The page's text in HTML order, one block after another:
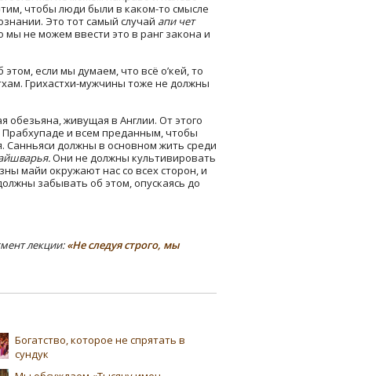
чтобы люди были в каком-то смысле
Это тот самый случай апи чет
мы не можем ввести это в ранг закона и
если мы думаем, что всё о’кей, то
Грихастхи-мужчины тоже не должны
обезьяна, живущая в Англии. От этого
и всем преданным, чтобы
Санньяси должны в основном жить среди
Они не должны культивировать
майи окружают нас со всех сторон, и
забывать об этом, опускаясь до
лекции:«Не следуя строго, мы
Богатство, которое не спрятать в
сундук